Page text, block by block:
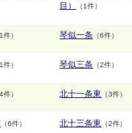
目）
（1件）
1件） 琴似一条 （6件）
1件） 琴似三条 （2件）
4件） 北十一条東 （3件）
（6件） 北十三条東 （2件）